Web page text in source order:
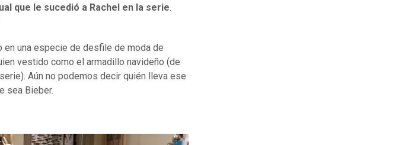
que le sucedió a Rachel en la serie.
en una especie de desfile de moda de
vestido como el armadillo navideño (de
Aún no podemos decir quién lleva ese
sea Bieber.